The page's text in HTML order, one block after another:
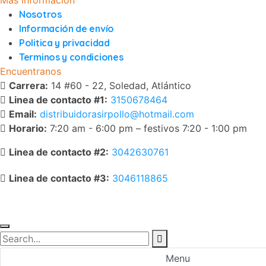
Nosotros
Información de envío
Politica y privacidad
Terminos y condiciones
Encuentranos
Carrera: 14 #60 - 22, Soledad, Atlántico
Linea de contacto #1: 3150678464
Email: distribuidorasirpollo@hotmail.com
Horario: 7:20 am - 6:00 pm – festivos 7:20 - 1:00 pm
Linea de contacto #2: 3042630761
Linea de contacto #3: 3046118865
Menu